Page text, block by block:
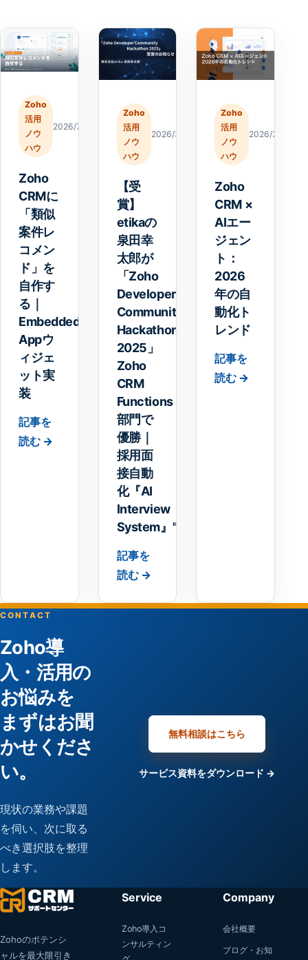
Zoho
活用
ノウ
ハウ
2026/7/20
Zoho
CRMに
「類似
案件レ
コメン
ド」を
自作す
る｜
Embedded
Appウ
ィジェ
ット実
装
記事を
読む →
Zoho
活用
ノウ
ハウ
2026/3/23
【受
賞】
etikaの
泉田幸
太郎が
「Zoho
Developer
Community
Hackathon
2025」
Zoho
CRM
Functions
部門で
優勝｜
採用面
接自動
化『AI
Interview
System』"
記事を
読む →
Zoho
活用
ノウ
ハウ
2026/3/18
Zoho
CRM ×
AIエー
ジェン
ト：
2026
年の自
動化ト
レンド
記事を
読む →
CONTACT
Zoho導
入・活用の
お悩みを
まずはお聞
かせくださ
い。
現状の業務や課題
を伺い、次に取る
べき選択肢を整理
します。
無料相談はこちら
サービス資料をダウンロード →
Zohoのポテンシ
ャルを最大限引き
Service
Zoho導入コ
ンサルティン
Company
会社概要
ブログ・お知